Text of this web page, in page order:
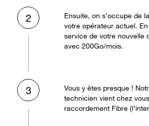
2
Ensuite, on s’occupe de
votre opérateur actuel.
service de votre nouvelle
avec 200Go/mois.
3
Vous y êtes presque !
technicien vient chez
raccordement Fibre